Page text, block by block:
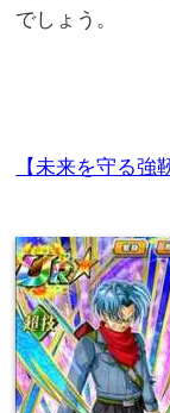
でしょう。
【未来を守る